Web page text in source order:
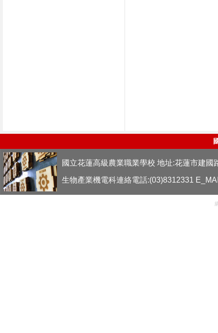
國立花蓮高級農業職業學校 地址:花蓮市建國
生物產業機電科連絡電話:(03)8312331